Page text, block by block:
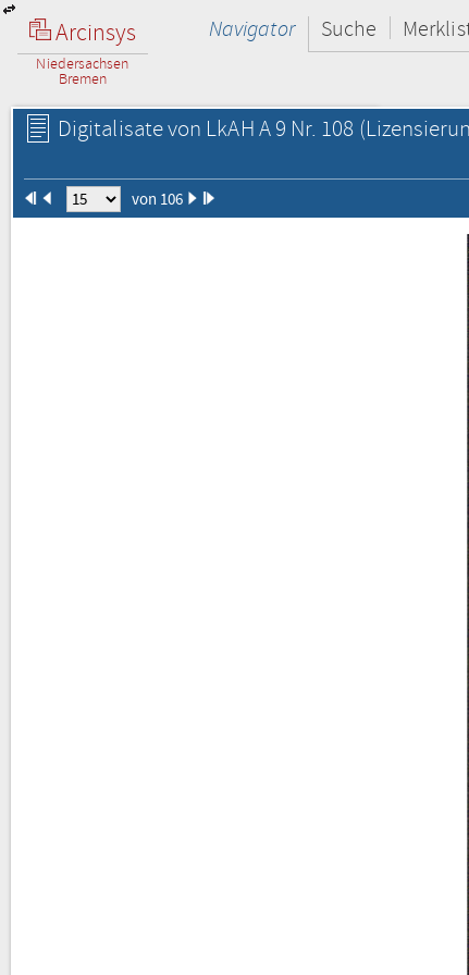
Arcinsys
Niedersachsen
Bremen
Navigator Suche
Digitalisate von LkAH A 9 Nr. 108
von 106